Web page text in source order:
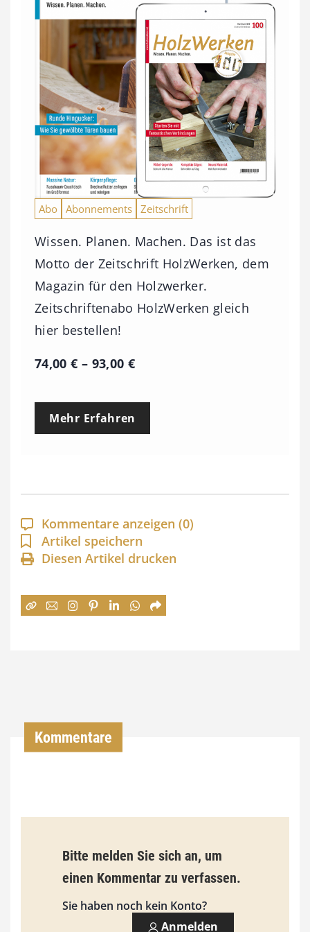
Abo Abonnements Zeitschrift
Wissen. Planen. Machen. Das ist das
Motto der Zeitschrift HolzWerken, dem
Magazin für den Holzwerker.
Zeitschriftenabo HolzWerken gleich
hier bestellen!
74,00€ – 93,00 €P
e
p
a
n
n
:
9
3
0
Mehr Erfahren
Kommentare anzeigen (0)
Artikel speichern
Diesen Artikel drucken
Kommentare
Bitte melden Sie sich an, um
einen Kommentar zu verfassen.
Sie haben noch kein Konto?
Anmelden